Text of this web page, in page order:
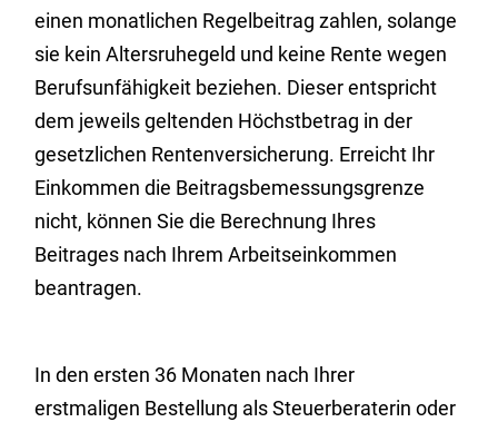
einen monatlichen Regelbeitrag zahlen, solange
sie kein Altersruhegeld und keine Rente wegen
Berufsunfähigkeit beziehen. Dieser entspricht
dem jeweils geltenden Höchstbetrag in der
gesetzlichen Rentenversicherung. Erreicht Ihr
Einkommen die Beitragsbemessungsgrenze
nicht, können Sie die Berechnung Ihres
Beitrages nach Ihrem Arbeitseinkommen
beantragen.
In den ersten 36 Monaten nach Ihrer
erstmaligen Bestellung als Steuerberaterin oder